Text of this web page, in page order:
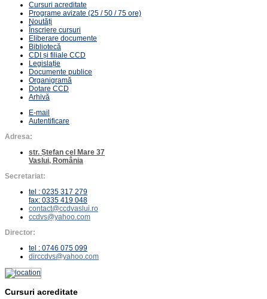
Cursuri acreditate
Programe avizate (25 / 50 / 75 ore)
Noutăți
Înscriere cursuri
Eliberare documente
Bibliotecă
CDI și filiale CCD
Legislație
Documente publice
Organigramă
Dotare CCD
Arhivă
E-mail
Autentificare
Adresa:
str. Ștefan cel Mare 37
Vaslui, România
Secretariat:
tel : 0235 317 279
fax: 0335 419 048
contact@ccdvaslui.ro
ccdvs@yahoo.com
Director:
tel : 0746 075 099
dirccdvs@yahoo.com
Cursuri acreditate